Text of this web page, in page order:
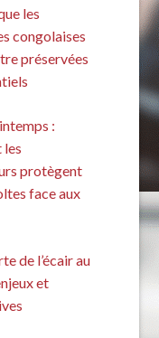
les
congolaises
préservées
:
les
protègent
face aux
de l’écair au
et